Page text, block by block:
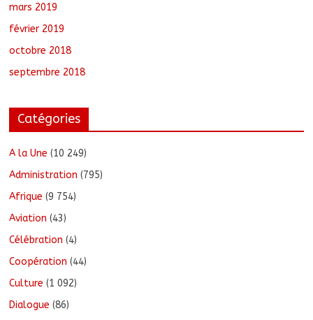
mars 2019
février 2019
octobre 2018
septembre 2018
Catégories
A la Une (10 249)
Administration (795)
Afrique (9 754)
Aviation (43)
Célébration (4)
Coopération (44)
Culture (1 092)
Dialogue (86)